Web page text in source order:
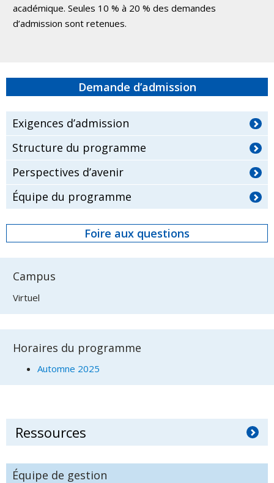
académique. Seules 10 % à 20 % des demandes
d’admission sont retenues.
Demande d’admission
Exigences d’admission
Structure du programme
Perspectives d’avenir
Équipe du programme
Foire aux questions
Campus
Virtuel
Horaires du programme
Automne 2025
Ressources
Équipe de gestion